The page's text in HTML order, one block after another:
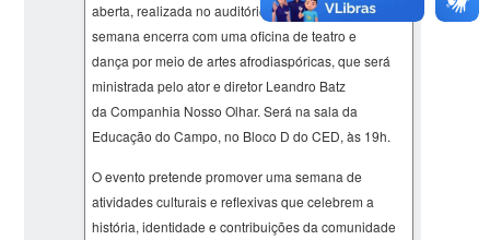
aberta, realizada no auditório do EFI, às 19h30. A
semana encerra com uma oficina de teatro e
dança por meio de artes afrodiaspóricas, que será
ministrada pelo ator e diretor Leandro Batz
da Companhia Nosso Olhar. Será na sala da
Educação do Campo, no Bloco D do CED, às 19h.
O evento pretende promover uma semana de
atividades culturais e reflexivas que celebrem a
história, identidade e contribuições da comunidade